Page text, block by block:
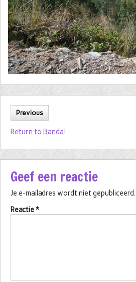
Previous
Return to Banda!
Geef een reactie
Je e-mailadres wordt niet gepubliceerd.
Reactie*